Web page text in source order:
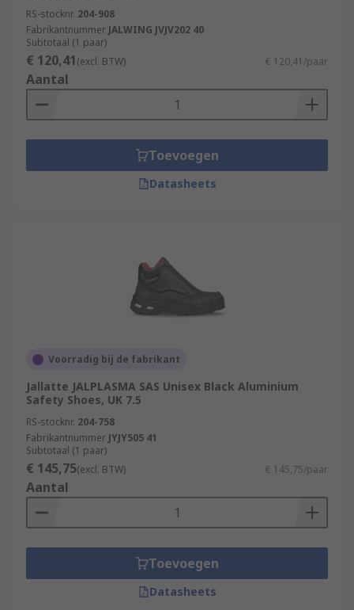
RS-stocknr. 204-908
Fabrikantnummer JALWING JVJV202 40
Subtotaal (1 paar)
€ 120,41(excl. BTW) € 120,41/paar
Aantal
Toevoegen
Datasheets
Voorradig bij de fabrikant
Jallatte JALPLASMA SAS Unisex Black Aluminium
Safety Shoes, UK 7.5
RS-stocknr. 204-758
Fabrikantnummer JYJY505 41
Subtotaal (1 paar)
€ 145,75(excl. BTW) € 145,75/paar
Aantal
Toevoegen
Datasheets